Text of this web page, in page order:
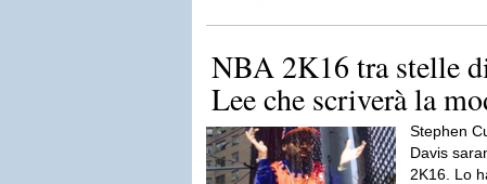
NBA 2K16 tra stelle
Lee che scriverà la
Stephen
Davis
2K16. Lo